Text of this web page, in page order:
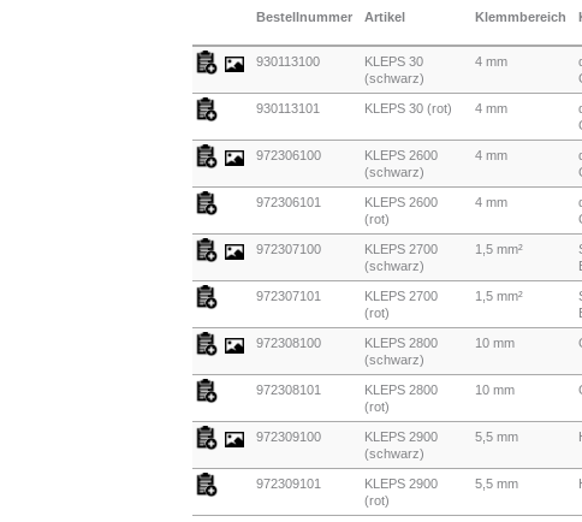
Bestellnummer Artikel Klemmbereich
930113100
KLEPS 30
(schwarz)
4 mm
930113101 KLEPS 30 (rot) 4 mm
972306100
KLEPS 2600
(schwarz)
4 mm
972306101
KLEPS 2600
(rot)
4 mm
972307100
KLEPS 2700
(schwarz)
1,5 mm²
972307101
KLEPS 2700
(rot)
1,5 mm²
972308100
KLEPS 2800
(schwarz)
10 mm
972308101
KLEPS 2800
(rot)
10 mm
972309100
KLEPS 2900
(schwarz)
5,5 mm
972309101
KLEPS 2900
(rot)
5,5 mm